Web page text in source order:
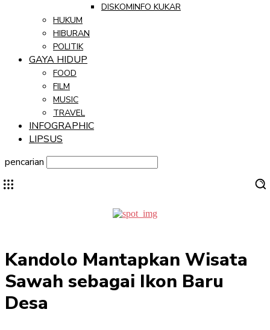
DISKOMINFO KUKAR
HUKUM
HIBURAN
POLITIK
GAYA HIDUP
FOOD
FILM
MUSIC
TRAVEL
INFOGRAPHIC
LIPSUS
pencarian
Kandolo Mantapkan Wisata
Sawah sebagai Ikon Baru
Desa